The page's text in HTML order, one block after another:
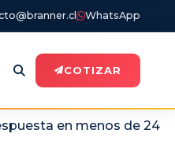
WhatsApp
COTIZAR
en menos de 24